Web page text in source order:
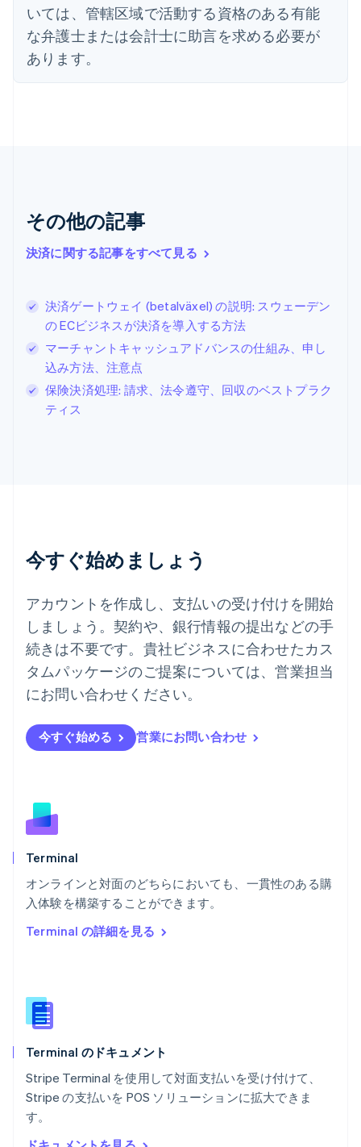
いては、管轄区域で活動する資格のある有能
な弁護士または会計士に助言を求める必要が
あります。
その他の記事
決済に関する記事をすべて見る
決済ゲートウェイ (betalväxel) の説明: スウェーデン
の ECビジネスが決済を導入する方法
マーチャントキャッシュアドバンスの仕組み、申し
込み方法、注意点
保険決済処理: 請求、法令遵守、回収のベストプラク
ティス
今すぐ始めましょう
アカウントを作成し、支払いの受け付けを開始
しましょう。契約や、銀行情報の提出などの手
続きは不要です。貴社ビジネスに合わせたカス
タムパッケージのご提案については、営業担当
にお問い合わせください。
今すぐ始める 営業にお問い合わせ
Terminal
オンラインと対面のどちらにおいても、一貫性のある購
入体験を構築することができます。
Terminal の詳細を見る
Terminal のドキュメント
Stripe Terminal を使用して対面支払いを受け付けて、
Stripe の支払いを POS ソリューションに拡大できま
す。
オーストラリア
English
オーストリア
DeutschEnglish
オランダ
クロアチア
English Italiano
ジブラルタル
English 简体中文
スイス
Deutsch FrançaisItaliano English
スウェーデン
SvenskaEnglish
スペイン
EspañolEnglish
スロバキア
English
Deutsch English
ニュージーランド
English
ノルウェー
ハンガリー
English
EnglishSvenska
ブラジル
ブルガリア
English
ベルギー
Nederlands
English
ポルトガル
マルタ
メキシコ
Español
English
リトアニア
リヒテンシュタイン
ルーマニア